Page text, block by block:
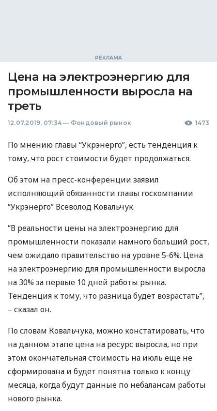
Цена на электроэнергию для
промышленности выросла на
треть
12.07.2019, 07:34 — Фондовый рынок 1473
По мнению главы “Укрэнерго”, есть тенденция к
тому, что рост стоимости будет продолжаться.
Об этом на пресс-конференции заявил
исполняющий обязанности главы госкомпании
“Укрэнерго” Всеволод Ковальчук.
“В реальности цены на электроэнергию для
промышленности показали намного больший рост,
чем ожидало правительство на уровне 5-6%. Цена
на электроэнергию для промышленности выросла
на 30% за первые 10 дней работы рынка.
Тенденция к тому, что разница будет возрастать”,
– сказал он.
По словам Ковальчука, можно констатировать, что
на данном этапе цена на ресурс выросла, но при
этом окончательная стоимость на июль еще не
сформирована и будет понятна только к концу
месяца, когда будут данные по небалансам работы
нового рынка.